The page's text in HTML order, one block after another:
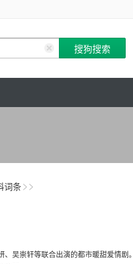
词条
吴崇轩等联合出演的都市暖甜爱情